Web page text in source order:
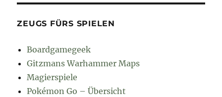
ZEUGS FÜRS SPIELEN
Boardgamegeek
Gitzmans Warhammer Maps
Magierspiele
Pokémon Go – Übersicht